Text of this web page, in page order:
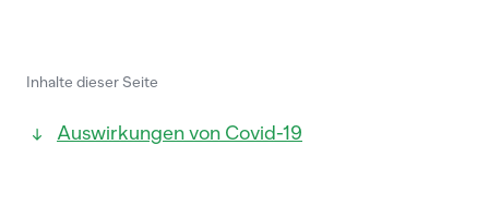
Inhalte dieser Seite
Auswirkungen von Covid-19